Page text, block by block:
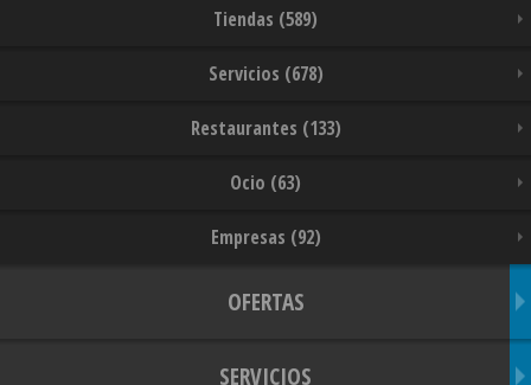
Tiendas (589)
Servicios (678)
Restaurantes (133)
Ocio (63)
Empresas (92)
OFERTAS
SERVICIOS